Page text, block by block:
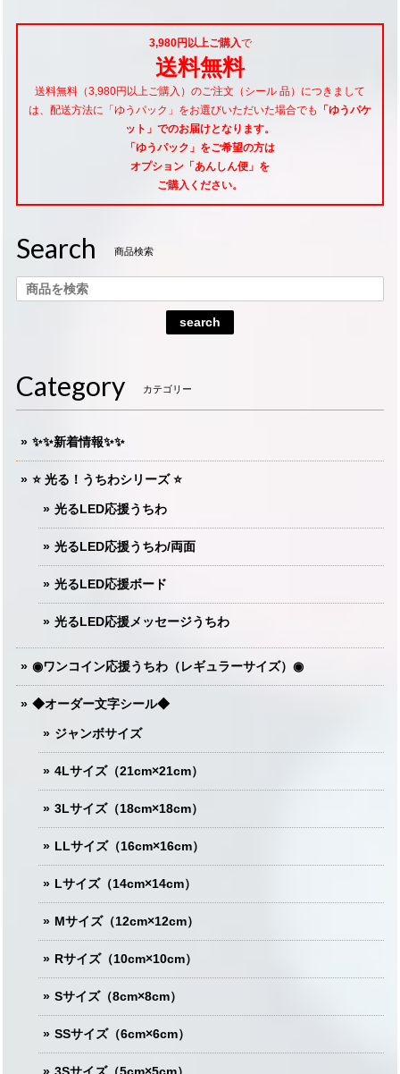
3,980円以上ご購入で
送料無料
送料無料（3,980円以上ご購入）のご注文（シール 品）につきまして
は、配送方法に「ゆうパック」をお選びいただいた場合でも
「ゆうパケ
ット」でのお届けとなります。
「ゆうパック」をご希望の方は
オプション「あんしん便」 を
ご購入ください。
Search 商品検索
search
Category カテゴリー
✨✨新着情報✨✨
⭐️ 光る！うちわシリーズ ⭐️
光るLED応援うちわ
光るLED応援うちわ/両面
光るLED応援ボード
光るLED応援メッセージうちわ
◉ワンコイン応援うちわ（レギュラーサイズ）◉
◆オーダー文字シール◆
ジャンボサイズ
4Lサイズ（21cm×21cm）
3Lサイズ（18cm×18cm）
LLサイズ（16cm×16cm）
Lサイズ（14cm×14cm）
Mサイズ（12cm×12cm）
Rサイズ（10cm×10cm）
Sサイズ（8cm×8cm）
SSサイズ（6cm×6cm）
3Sサイズ（5cm×5cm）